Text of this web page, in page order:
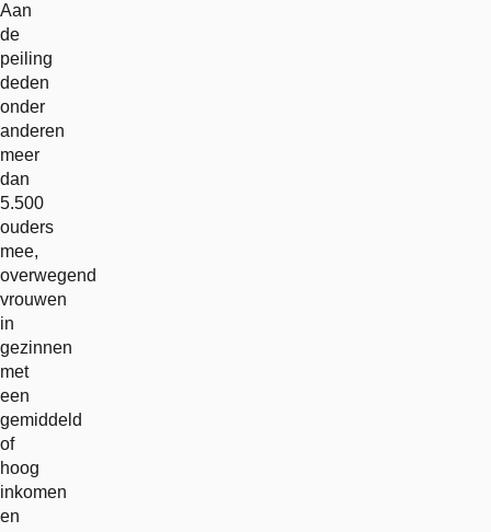
Aan
de
peiling
deden
onder
anderen
meer
dan
5.500
ouders
mee,
overwegend
vrouwen
in
gezinnen
met
een
gemiddeld
of
hoog
inkomen
en